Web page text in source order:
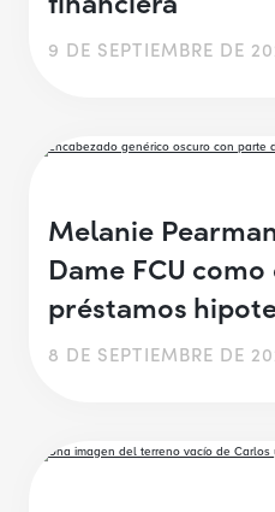
9 DE SEPTIEMBRE DE
Melanie
Dame FCU
préstamos
8 DE SEPTIEMBRE DE